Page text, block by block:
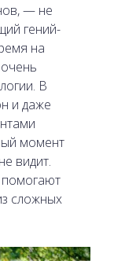
— не
гений-
на
В
и даже
момент
видит.
сложных